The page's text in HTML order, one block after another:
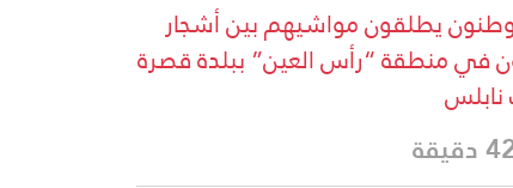
يطلقون مواشيهم بين أشجار
في منطقة “رأس العين” ببلدة قصرة